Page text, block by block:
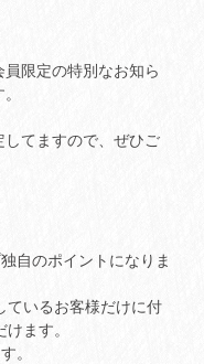
限定の特別なお知ら
てますので、ぜひご
自のポイントになりま
ているお客様だけに付
ます。
。